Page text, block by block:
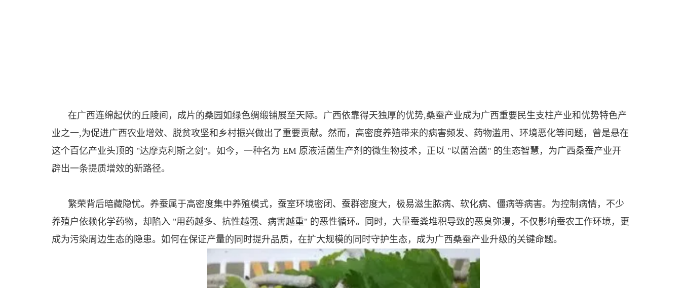
在广西连绵起伏的丘陵间，成片的桑园如绿色绸缎铺展至天际。广西依靠得天独厚的优势,桑蚕产业成为广西重要民生支柱产业和优势特色产
业之一,为促进广西农业增效、脱贫攻坚和乡村振兴做出了重要贡献。然而，高密度养殖带来的病害频发、药物滥用、环境恶化等问题，曾是悬在
这个百亿产业头顶的 "达摩克利斯之剑"。如今，一种名为 EM 原液活菌生产剂的微生物技术，正以 "以菌治菌" 的生态智慧，为广西桑蚕产业开
辟出一条提质增效的新路径。
繁荣背后暗藏隐忧。养蚕属于高密度集中养殖模式，蚕室环境密闭、蚕群密度大，极易滋生脓病、软化病、僵病等病害。为控制病情，不少
养殖户依赖化学药物，却陷入 "用药越多、抗性越强、病害越重" 的恶性循环。同时，大量蚕粪堆积导致的恶臭弥漫，不仅影响蚕农工作环境，更
成为污染周边生态的隐患。如何在保证产量的同时提升品质，在扩大规模的同时守护生态，成为广西桑蚕产业升级的关键命题。